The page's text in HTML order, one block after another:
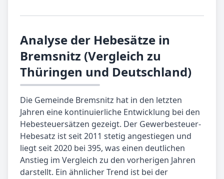
Analyse der Hebesätze in
Bremsnitz (Vergleich zu
Thüringen und Deutschland)
Die Gemeinde Bremsnitz hat in den letzten
Jahren eine kontinuierliche Entwicklung bei den
Hebesteuersätzen gezeigt. Der Gewerbesteuer-
Hebesatz ist seit 2011 stetig angestiegen und
liegt seit 2020 bei 395, was einen deutlichen
Anstieg im Vergleich zu den vorherigen Jahren
darstellt. Ein ähnlicher Trend ist bei der